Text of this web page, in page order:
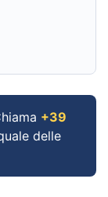
+39
delle